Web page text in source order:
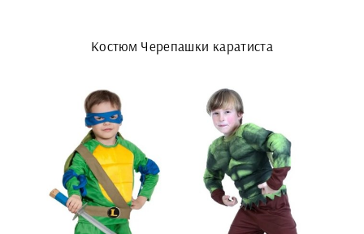
Костюм Черепашки каратиста